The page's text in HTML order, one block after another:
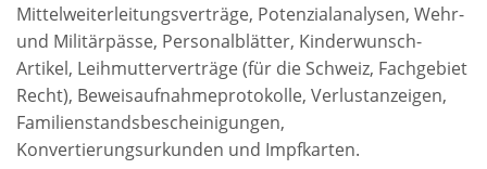
Mittelweiterleitungsverträge, Potenzialanalysen, Wehr-
und Militärpässe, Personalblätter, Kinderwunsch-
Artikel, Leihmutterverträge (für die Schweiz, Fachgebiet
Recht), Beweisaufnahmeprotokolle, Verlustanzeigen,
Familienstandsbescheinigungen,
Konvertierungsurkunden und Impfkarten.